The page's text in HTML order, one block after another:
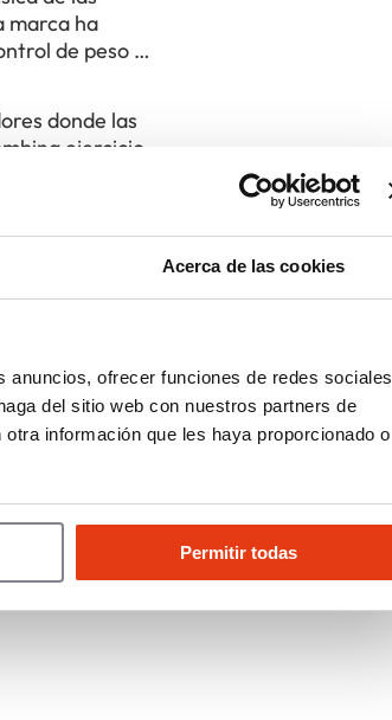
Acerca de las cookies
ofrecer funciones de redes sociales
del sitio web con nuestros partners de
información que les haya proporcionado o
Permitir todas
marca ha
de peso y
donde las
ejercicio
compartan
ello, ofrece
continua
salud física
de